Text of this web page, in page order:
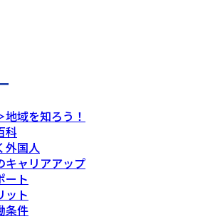
地域を知ろう！
科
外国人
キャリアアップ
ート
ット
条件